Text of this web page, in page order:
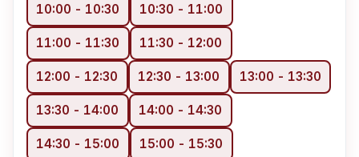
10:00 - 10:30 10:30 - 11:00
11:00 - 11:30 11:30 - 12:00
12:00 - 12:30 12:30 - 13:00 13:00 - 13:30
13:30 - 14:00 14:00 - 14:30
14:30 - 15:00 15:00 - 15:30